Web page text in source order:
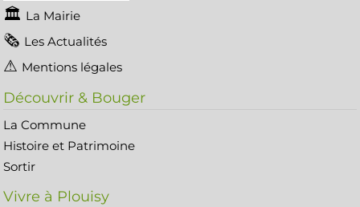
La Mairie
Les Actualités
Mentions légales
Découvrir & Bouger
La Commune
Histoire et Patrimoine
Sortir
Vivre à Plouisy